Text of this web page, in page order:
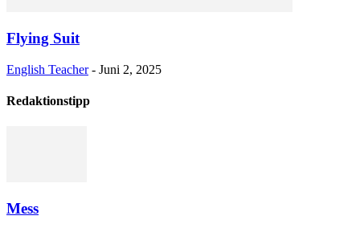
Flying Suit
English Teacher - Juni 2, 2025
Redaktionstipp
Mess